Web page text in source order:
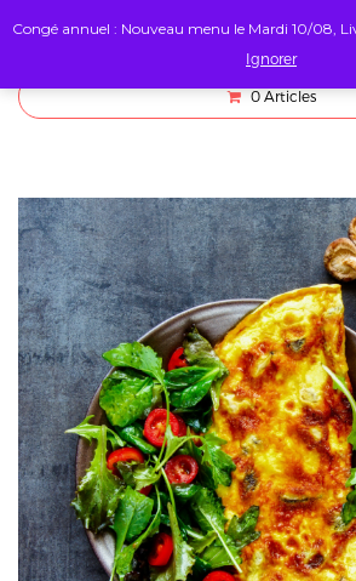
0 Articles
Congé annuel : Nouveau menu le Mardi 10/08,
Ignorer